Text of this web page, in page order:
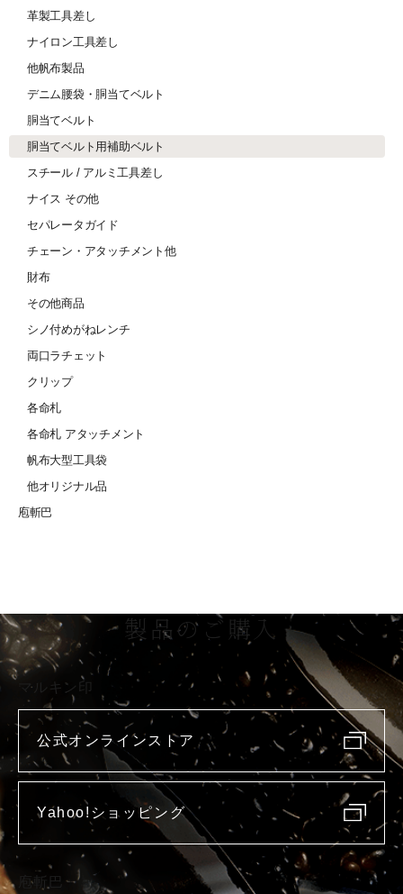
革製工具差し
ナイロン工具差し
他帆布製品
デニム腰袋・胴当てベルト
胴当てベルト
胴当てベルト用補助ベルト
スチール / アルミ工具差し
ナイス その他
セパレータガイド
チェーン・アタッチメント他
財布
その他商品
シノ付めがねレンチ
両口ラチェット
クリップ
各命札
各命札 アタッチメント
帆布大型工具袋
他オリジナル品
庖斬巴
製品のご購入
マルキン印
公式オンラインストア
Yahoo!ショッピング
庖斬巴